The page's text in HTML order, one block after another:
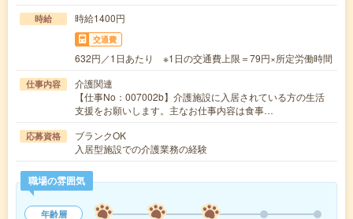
時給 時給1400円
交通費
632円／1日あたり ※1日の交通費上限＝79円×所定労働時間
仕事内容
介護関連
【仕事No：007002b】介護施設に入居されている方の生活
支援をお願いします。主なお仕事内容は食事…
応募資格
ブランクOK
入居型施設での介護業務の経験
職場の雰囲気
年齢層